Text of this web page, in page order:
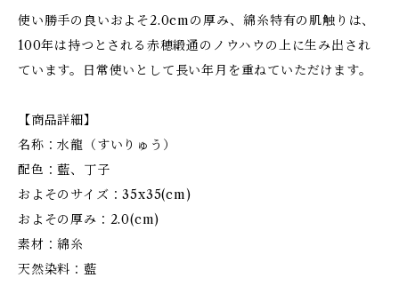
使い勝手の良いおよそ2.0cmの厚み、綿糸特有の肌触りは、
100年は持つとされる赤穂緞通のノウハウの上に生み出され
ています。日常使いとして長い年月を重ねていただけます。
【商品詳細】
名称：水龍（すいりゅう）
配色：藍、丁子
およそのサイズ：35x35(cm)
およその厚み：2.0(cm)
素材：綿糸
天然染料：藍